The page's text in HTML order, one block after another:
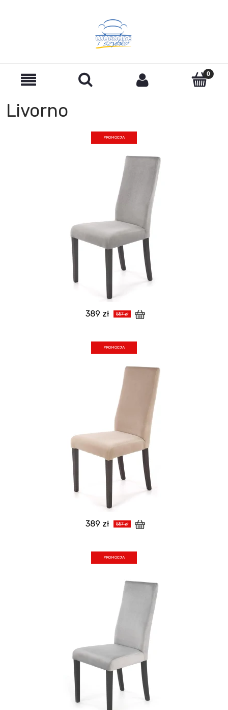
Livorno
389 zł 557 zł
PROMOCJA
389 zł 557 zł
PROMOCJA
PROMOCJA